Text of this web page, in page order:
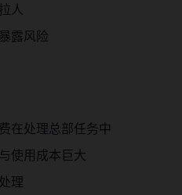
人
露风险
在处理总部任务中
使用成本巨大
理